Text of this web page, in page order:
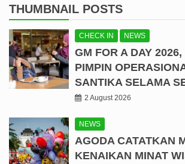
THUMBNAIL POSTS
CHECK IN NEWS
GM FOR A DAY
PIMPIN
SANTIKA SELAMA
2 August 2026
NEWS
AGODA CATATKAN
KENAIKAN MINAT